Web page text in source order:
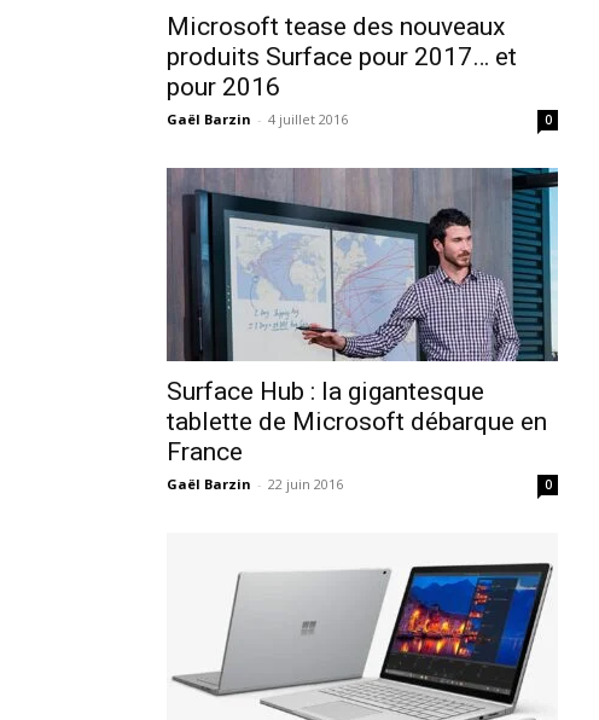
Microsoft tease des nouveaux
produits Surface pour 2017… et
pour 2016
Gaël Barzin - 4 juillet 2016 0
Surface Hub : la gigantesque
tablette de Microsoft débarque en
France
Gaël Barzin - 22 juin 2016 0